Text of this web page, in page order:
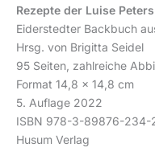
Rezepte der Luise Peters
Eiderstedter Backbuch
Hrsg. von Brigitta Seidel
95 Seiten, zahlreiche
Format 14,8 x 14,8 cm
5. Auflage 2022
ISBN 978-3-89876-234-
Husum Verlag